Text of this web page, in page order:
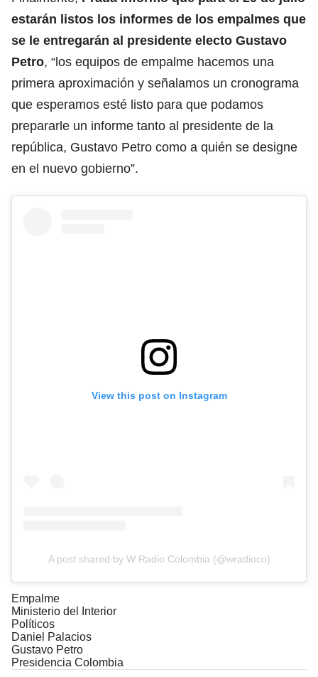
estarán listos los informes de los empalmes que
se le entregarán al presidente electo Gustavo
Petro, “los equipos de empalme hacemos una
primera aproximación y señalamos un cronograma
que esperamos esté listo para que podamos
prepararle un informe tanto al presidente de la
república, Gustavo Petro como a quién se designe
en el nuevo gobierno”.
View this post on Instagram
A post shared by W Radio Colombia (@wradioco)
Empalme
Ministerio del Interior
Políticos
Daniel Palacios
Gustavo Petro
Presidencia Colombia